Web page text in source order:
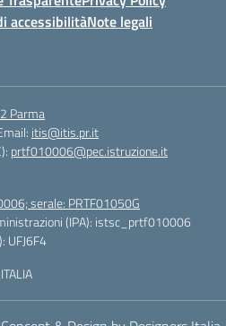
accessibilitàNote legali
Parma
itis@itis.pr.it
prtf010006@pec.istruzione.it
serale: PRTF01050G
(IPA): istsc_prtf010006
UFJ6F4